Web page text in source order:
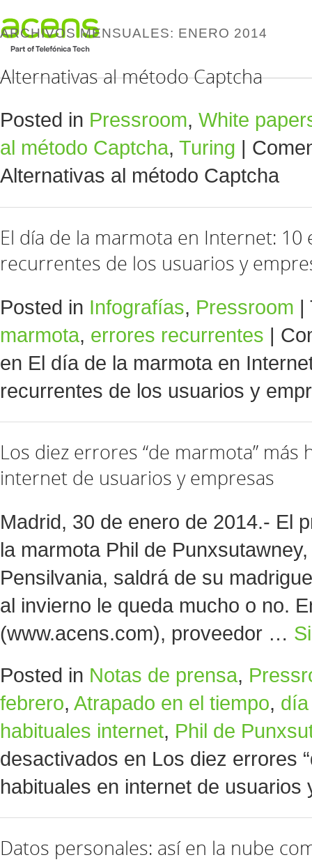
ARCHIVOS MENSUALES: ENERO 2014
Alternativas al método Captcha
Posted in Pressroom, White
al método Captcha, Turing
Alternativas al método Captcha
El día de la marmota en Internet: 10
recurrentes de los usuarios y
Posted in Infografías, Pressroom |
marmota, errores recurrentes |
en El día de la marmota en
recurrentes de los usuarios y
Los diez errores “de marmota” más
internet de usuarios y empresas
Madrid, 30 de enero de 2014.- El
la marmota Phil de
Pensilvania, saldrá de su
al invierno le queda mucho o no.
(www.acens.com), proveedor …
Posted in Notas de prensa,
febrero, Atrapado en el tiempo,
habituales internet, Phil de
desactivados en Los diez errores
habituales en internet de usuarios
Datos personales: así en la nube